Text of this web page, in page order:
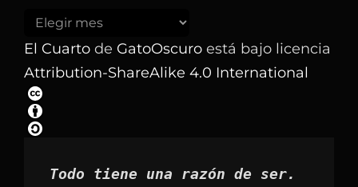
Buscar
los
artículos
por
mes
El Cuarto de GatoOscuro está bajo licencia
Attribution-ShareAlike 4.0 International
Todo tiene una razón de ser.